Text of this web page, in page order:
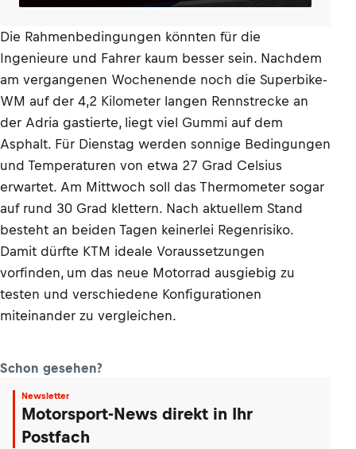
Die Rahmenbedingungen könnten für die
Ingenieure und Fahrer kaum besser sein. Nachdem
am vergangenen Wochenende noch die Superbike-
WM auf der 4,2 Kilometer langen Rennstrecke an
der Adria gastierte, liegt viel Gummi auf dem
Asphalt. Für Dienstag werden sonnige Bedingungen
und Temperaturen von etwa 27 Grad Celsius
erwartet. Am Mittwoch soll das Thermometer sogar
auf rund 30 Grad klettern. Nach aktuellem Stand
besteht an beiden Tagen keinerlei Regenrisiko.
Damit dürfte KTM ideale Voraussetzungen
vorfinden, um das neue Motorrad ausgiebig zu
testen und verschiedene Konfigurationen
miteinander zu vergleichen.
Schon gesehen?
Newsletter
Motorsport-News direkt in Ihr
Postfach